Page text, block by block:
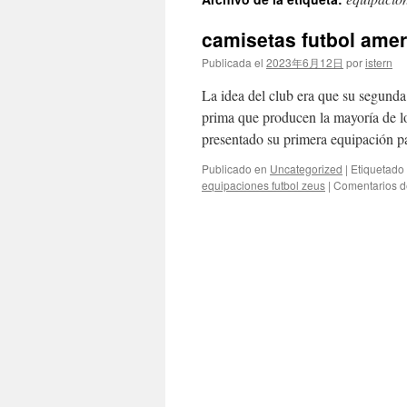
contenido
camisetas futbol
Publicada el 2023年6月12日 poristern
La idea del club era que su
prima que producen la mayoría de
presentado su primera equipación
Publicado en Uncategorized | Etiquetado
equipaciones futbol zeus | Comentarios